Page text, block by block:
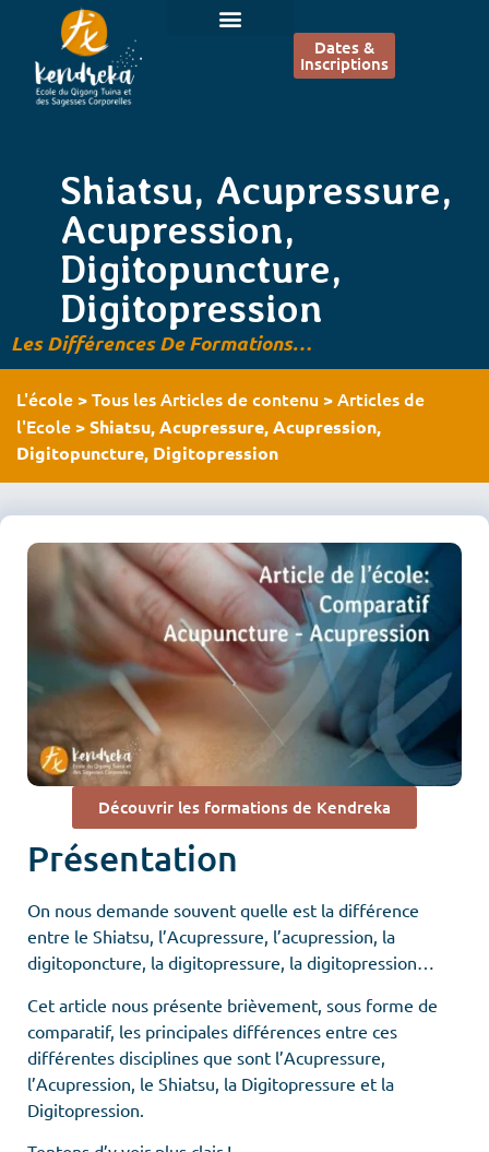
Dates &
Inscriptions
Shiatsu, Acupressure,
Acupression,
Digitopuncture,
Digitopression
Les Différences De Formations…
L'école >Tous les Articles de contenu >Articles de
l'Ecole >Shiatsu, Acupressure, Acupression,
Digitopuncture, Digitopression
Découvrir les formations de Kendreka
Présentation
On nous demande souvent quelle est la différence
entre le Shiatsu, l’Acupressure, l’acupression, la
digitoponcture, la digitopressure, la digitopression…
Cet article nous présente brièvement, sous forme de
comparatif, les principales différences entre ces
différentes disciplines que sont l’Acupressure,
l’Acupression, le Shiatsu, la Digitopressure et la
Digitopression.